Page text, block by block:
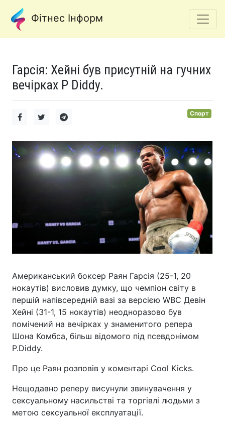
Фітнес Інформ
Гарсія: Хейні був присутній на гучних
вечірках P Diddy.
Спорт
Американський боксер Раян Гарсія (25-1, 20
нокаутів) висловив думку, що чемпіон світу в
першій напівсередній вазі за версією WBC Девін
Хейні (31-1, 15 нокаутів) неодноразово був
помічений на вечірках у знаменитого репера
Шона Комбса, більш відомого під псевдонімом
P.Diddy.
Про це Раян розповів у коментарі Cool Kicks.
Нещодавно реперу висунули звинувачення у
сексуальному насильстві та торгівлі людьми з
метою сексуальної експлуатації.